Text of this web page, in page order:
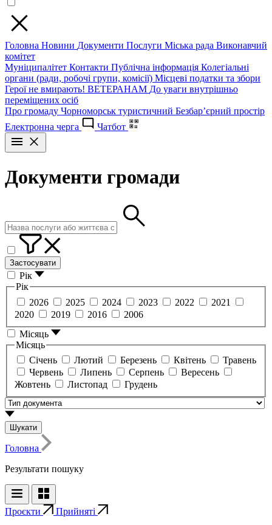
Головна Новини Документи Послуги Міська рада Виконавчий
комітет
Муніципалітет Контакти Публічна інформація Колегіальні
органи (ради, робочі групи, комісії) Місцеві податки та збори
Герої не вмирають! ВЕТЕРАНАМ До уваги внутрішньо
переміщених осіб
Про громаду Чорноморськ туристичний Безбар’єрний простір
Електронна черга
Чатбот
Документи громади
Застосувати
Рік
Рік
2026
2025 2024 2023 2022
2021
2020
2019 2016
2006
Місяць
Місяць
Січень
Лютий Березень Квітень
Травень
Червень
Липень Серпень
Вересень
Жовтень
Листопад Грудень
Шукати
Головна
Результати пошуку
Проєкти Прийняті